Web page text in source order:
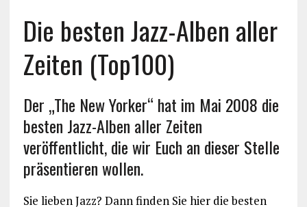
Die besten Jazz-Alben aller
Zeiten (Top100)
Der „The New Yorker“ hat im Mai 2008 die
besten Jazz-Alben aller Zeiten
veröffentlicht, die wir Euch an dieser Stelle
präsentieren wollen.
Sie lieben Jazz? Dann finden Sie hier die besten